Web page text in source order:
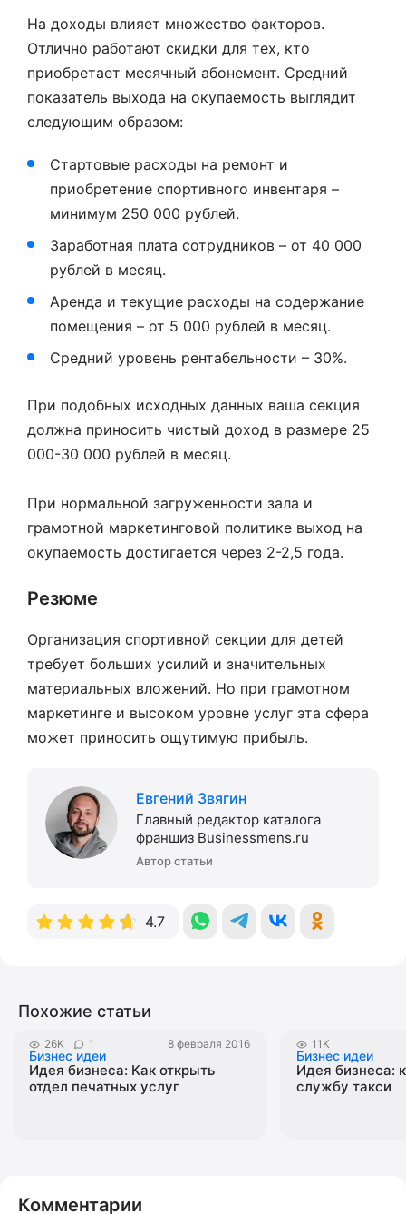
На доходы влияет множество факторов.
Отлично работают скидки для тех, кто
приобретает месячный абонемент. Средний
показатель выхода на окупаемость выглядит
следующим образом:
Стартовые расходы на ремонт и
приобретение спортивного инвентаря –
минимум 250 000 рублей.
Заработная плата сотрудников – от 40 000
рублей в месяц.
Аренда и текущие расходы на содержание
помещения – от 5 000 рублей в месяц.
Средний уровень рентабельности – 30%.
При подобных исходных данных ваша секция
должна приносить чистый доход в размере 25
000-30 000 рублей в месяц.
При нормальной загруженности зала и
грамотной маркетинговой политике выход на
окупаемость достигается через 2-2,5 года.
Резюме
Организация спортивной секции для детей
требует больших усилий и значительных
материальных вложений. Но при грамотном
маркетинге и высоком уровне услуг эта сфера
может приносить ощутимую прибыль.
Евгений Звягин
Главный редактор каталога
франшиз Businessmens.ru
Автор статьи
4.7
Похожие статьи
26K 1 8 февраля 2016
Бизнес идеи
Идея бизнеса: Как открыть
отдел печатных услуг
11K
Бизнес идеи
Идея бизнеса:
службу такси
Комментарии